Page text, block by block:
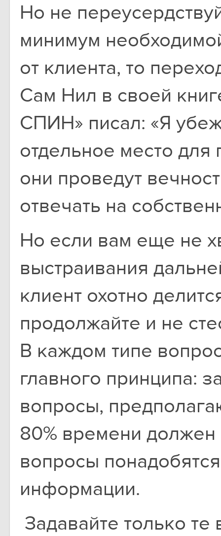
Но не
минимум
от клиента, то
Сам Нил в своей
СПИН» писал: «Я
отдельное место для
они проведут
отвечать на
Но если вам еще не
выстраивания
клиент охотно
продолжайте и не
В каждом типе
главного принципа:
вопросы,
80% времени должен
вопросы
информации.
Задавайте только